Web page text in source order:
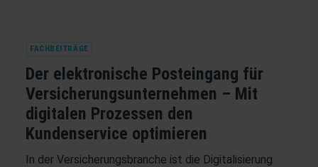
FACHBEITRÄGE
Der elektronische Posteingang für
Versicherungsunternehmen – Mit
digitalen Prozessen den
Kundenservice optimieren
In der Versicherungsbranche ist die Digitalisierung